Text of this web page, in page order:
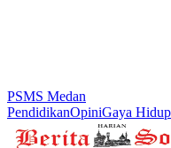
PSMS Medan
PendidikanOpiniGaya Hidup